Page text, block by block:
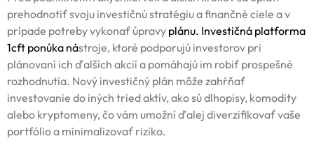
prehodnotiť svoju investičnú stratégiu a finančné ciele a v
prípade potreby vykonať úpravy plánu. Investičná platforma
1cft ponúka nástroje, ktoré podporujú investorov pri
plánovaní ich ďalších akcií a pomáhajú im robiť prospešné
rozhodnutia. Nový investičný plán môže zahŕňať
investovanie do iných tried aktív, ako sú dlhopisy, komodity
alebo kryptomeny, čo vám umožní ďalej diverzifikovať vaše
portfólio a minimalizovať riziko.